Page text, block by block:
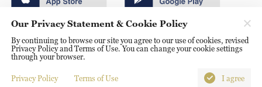
© China Radio International.CRI. All Rights Reserved. 16A
Shijingshan Road, Beijing, China. 100040
Our Privacy Statement & Cookie Policy
By continuing to browse our site you agree to our use of cookies, revised
Privacy Policy and Terms of Use. You can change your cookie settings
through your browser.
Privacy Policy Terms of Use I agree